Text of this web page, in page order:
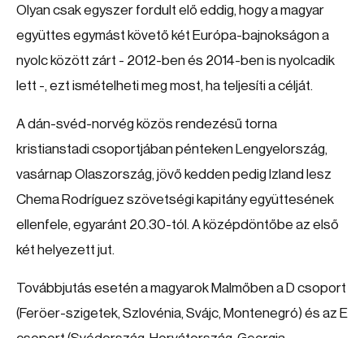
Olyan csak egyszer fordult elő eddig, hogy a magyar
együttes egymást követő két Európa-bajnokságon a
nyolc között zárt - 2012-ben és 2014-ben is nyolcadik
lett -, ezt ismételheti meg most, ha teljesíti a célját.
A dán-svéd-norvég közös rendezésű torna
kristianstadi csoportjában pénteken Lengyelország,
vasárnap Olaszország, jövő kedden pedig Izland lesz
Chema Rodríguez szövetségi kapitány együttesének
ellenfele, egyaránt 20.30-tól. A középdöntőbe az első
két helyezett jut.
Továbbjutás esetén a magyarok Malmőben a D csoport
(Feröer-szigetek, Szlovénia, Svájc, Montenegró) és az E